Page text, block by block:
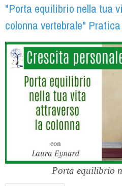
"Porta equilibrio nella tua
colonna vertebrale"
Porta equilibrio